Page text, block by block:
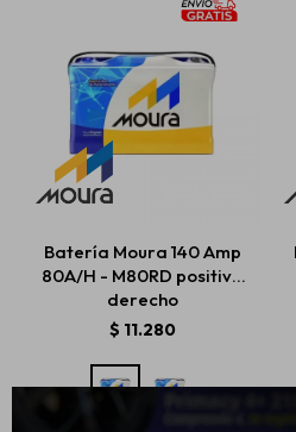
Batería Moura 140 Amp
80A/H - M80RD positivo
derecho
$ 11.280